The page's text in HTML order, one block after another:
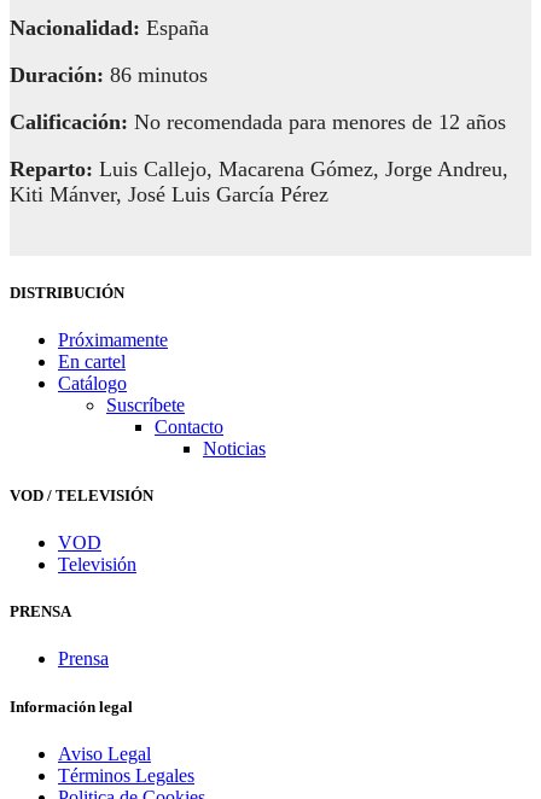
Nacionalidad: España
Duración: 86 minutos
Calificación: No recomendada para menores de 12 años
Reparto: Luis Callejo, Macarena Gómez, Jorge Andreu,
Kiti Mánver, José Luis García Pérez
DISTRIBUCIÓN
Próximamente
En cartel
Catálogo
Suscríbete
Contacto
Noticias
VOD / TELEVISIÓN
VOD
Televisión
PRENSA
Prensa
Información legal
Aviso Legal
Términos Legales